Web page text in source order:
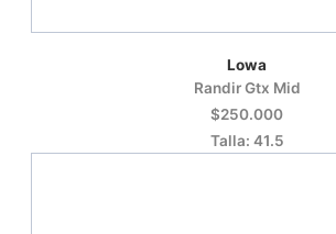
Lowa
Randir Gtx Mid
$250.000
Talla: 41.5